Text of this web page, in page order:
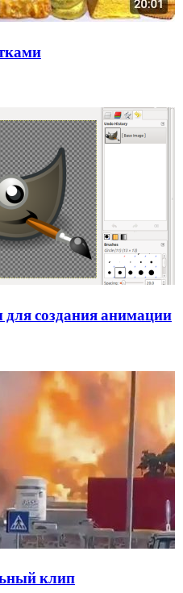
создания анимации
клип